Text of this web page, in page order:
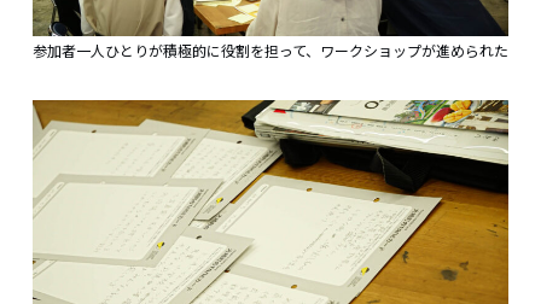
参加者一人ひとりが積極的に役割を担って、ワークショップが進められた